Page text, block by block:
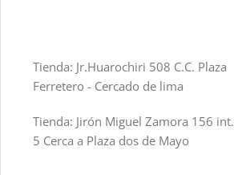
Tienda: Jr.Huarochiri 508 C.C. Plaza
Ferretero - Cercado de lima
Tienda: Jirón Miguel Zamora 156 int.
5 Cerca a Plaza dos de Mayo